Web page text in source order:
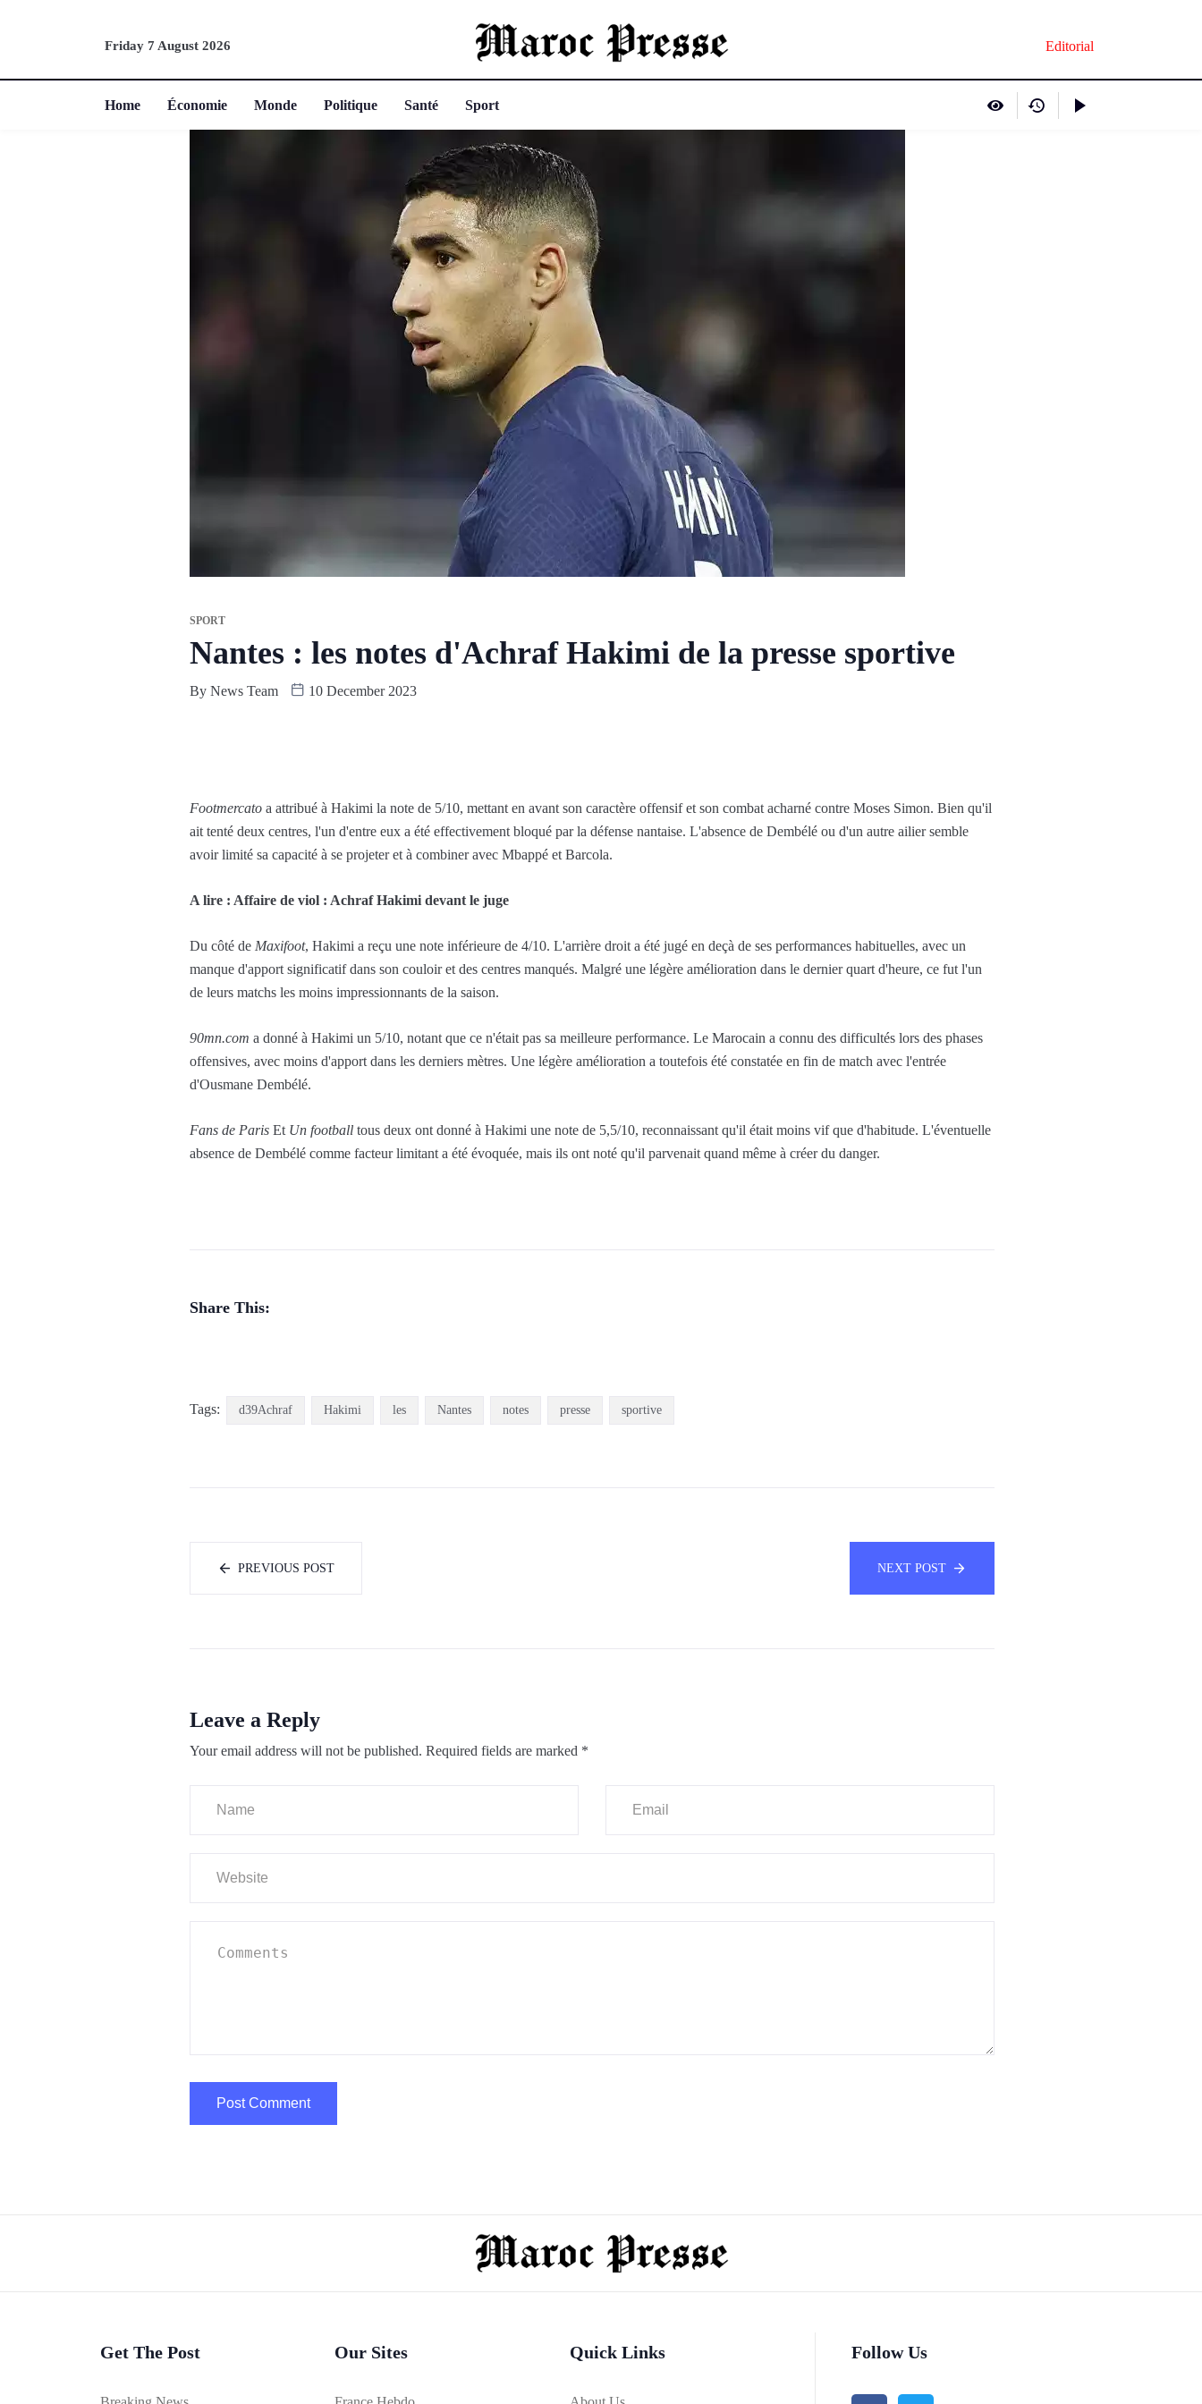
Friday 7 August 2026 Editorial
Home Économie Monde Politique Santé Sport
SPORT
Nantes : les notes d'Achraf Hakimi de la presse sportive
By News Team 10 December 2023
Footmercato a attribué à Hakimi la note de 5/10, mettant en avant son caractère offensif et son combat acharné contre Moses Simon. Bien qu'il
ait tenté deux centres, l'un d'entre eux a été effectivement bloqué par la défense nantaise. L'absence de Dembélé ou d'un autre ailier semble
avoir limité sa capacité à se projeter et à combiner avec Mbappé et Barcola.
A lire : Affaire de viol : Achraf Hakimi devant le juge
Du côté de Maxifoot, Hakimi a reçu une note inférieure de 4/10. L'arrière droit a été jugé en deçà de ses performances habituelles, avec un
manque d'apport significatif dans son couloir et des centres manqués. Malgré une légère amélioration dans le dernier quart d'heure, ce fut l'un
de leurs matchs les moins impressionnants de la saison.
90mn.com a donné à Hakimi un 5/10, notant que ce n'était pas sa meilleure performance. Le Marocain a connu des difficultés lors des phases
offensives, avec moins d'apport dans les derniers mètres. Une légère amélioration a toutefois été constatée en fin de match avec l'entrée
d'Ousmane Dembélé.
Fans de Paris Et Un football tous deux ont donné à Hakimi une note de 5,5/10, reconnaissant qu'il était moins vif que d'habitude. L'éventuelle
absence de Dembélé comme facteur limitant a été évoquée, mais ils ont noté qu'il parvenait quand même à créer du danger.
Share This:
Tags: d39Achraf Hakimi les Nantes notes presse sportive
PREVIOUS POST NEXT POST
Leave a Reply
Your email address will not be published. Required fields are marked *
Get The Post Our Sites Quick Links Follow Us